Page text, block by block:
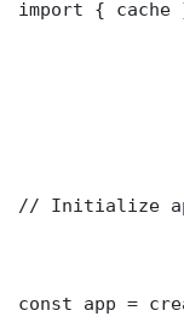
import {
// Initialize
const app =